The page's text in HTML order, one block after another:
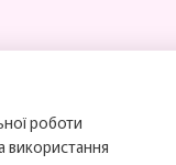
роботи
використання